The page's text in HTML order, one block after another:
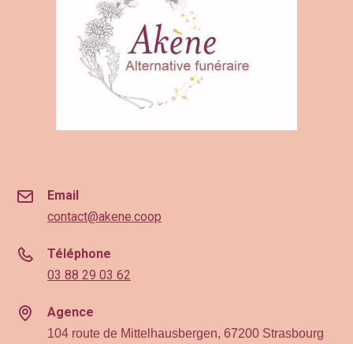
Email
contact@akene.coop
Téléphone
03 88 29 03 62
Agence
104 route de Mittelhausbergen, 67200 Strasbourg